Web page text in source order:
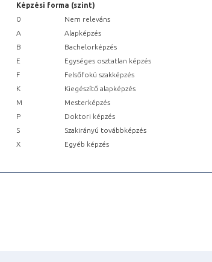
Képzési forma (szint)
0
Nem releváns
A
Alapképzés
B
Bachelorképzés
E
Egységes osztatlan képzés
F
Felsőfokú szakképzés
K
Kiegészítő alapképzés
M
Mesterképzés
P
Doktori képzés
S
Szakirányú továbbképzés
X
Egyéb képzés